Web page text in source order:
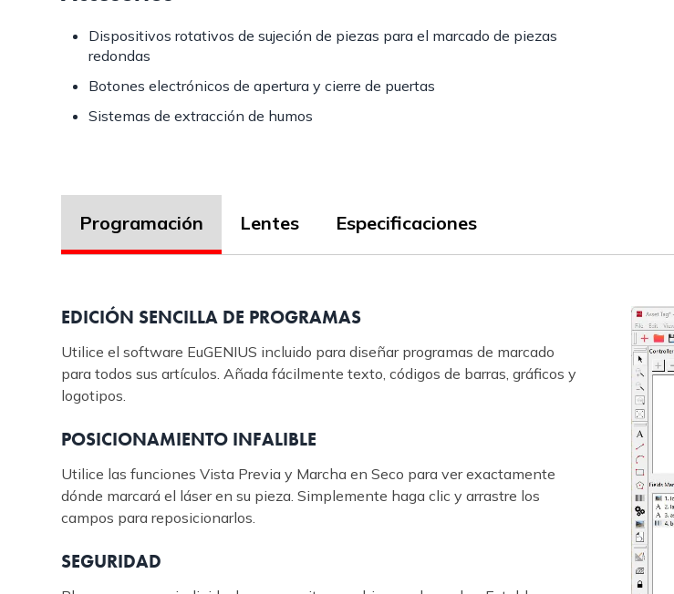
Dispositivos rotativos de sujeción de piezas para el marcado de piezas
redondas
Botones electrónicos de apertura y cierre de puertas
Sistemas de extracción de humos
Programación Lentes Especificaciones
EDICIÓN SENCILLA DE PROGRAMAS
Utilice el software EuGENIUS incluido para diseñar programas de marcado
para todos sus artículos. Añada fácilmente texto, códigos de barras, gráficos y
logotipos.
POSICIONAMIENTO INFALIBLE
Utilice las funciones Vista Previa y Marcha en Seco para ver exactamente
dónde marcará el láser en su pieza. Simplemente haga clic y arrastre los
campos para reposicionarlos.
SEGURIDAD